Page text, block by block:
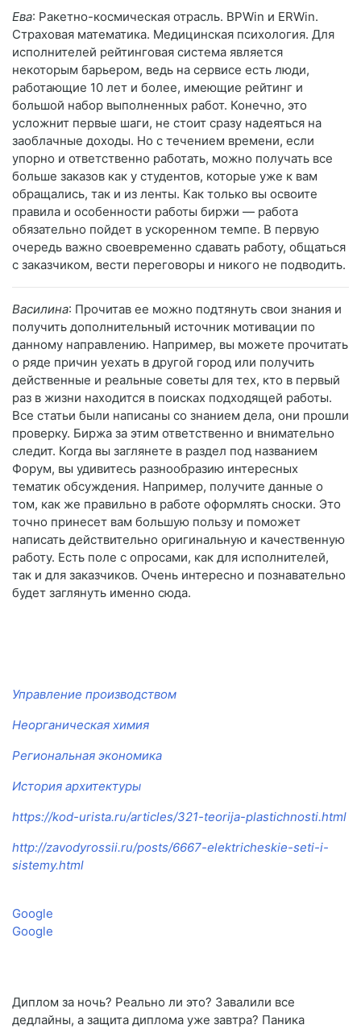
Ева: Ракетно-космическая отрасль. BPWin и ERWin.
Страховая математика. Медицинская психология. Для
исполнителей рейтинговая система является
некоторым барьером, ведь на сервисе есть люди,
работающие 10 лет и более, имеющие рейтинг и
большой набор выполненных работ. Конечно, это
усложнит первые шаги, не стоит сразу надеяться на
заоблачные доходы. Но с течением времени, если
упорно и ответственно работать, можно получать все
больше заказов как у студентов, которые уже к вам
обращались, так и из ленты. Как только вы освоите
правила и особенности работы биржи — работа
обязательно пойдет в ускоренном темпе. В первую
очередь важно своевременно сдавать работу, общаться
с заказчиком, вести переговоры и никого не подводить.
Василина: Прочитав ее можно подтянуть свои знания и
получить дополнительный источник мотивации по
данному направлению. Например, вы можете прочитать
о ряде причин уехать в другой город или получить
действенные и реальные советы для тех, кто в первый
раз в жизни находится в поисках подходящей работы.
Все статьи были написаны со знанием дела, они прошли
проверку. Биржа за этим ответственно и внимательно
следит. Когда вы заглянете в раздел под названием
Форум, вы удивитесь разнообразию интересных
тематик обсуждения. Например, получите данные о
том, как же правильно в работе оформлять сноски. Это
точно принесет вам большую пользу и поможет
написать действительно оригинальную и качественную
работу. Есть поле с опросами, как для исполнителей,
так и для заказчиков. Очень интересно и познавательно
будет заглянуть именно сюда.
Управление производством
Неорганическая химия
Региональная экономика
История архитектуры
https://kod-urista.ru/articles/321-teorija-plastichnosti.html
http://zavodyrossii.ru/posts/6667-elektricheskie-seti-i-
sistemy.html
Google
Google
Диплом за ночь? Реально ли это? Завалили все
дедлайны, а защита диплома уже завтра? Паника